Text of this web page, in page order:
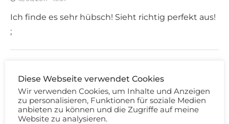
Ich finde es sehr hübsch! Sieht richtig perfekt aus!
;
13/06/2011 - 20:17
Das sieht toll aus! Ich will auch bald wieder
stampen!
Diese Webseite verwendet Cookies
Wir verwenden Cookies, um Inhalte und Anzeigen
zu personalisieren, Funktionen für soziale Medien
anbieten zu können und die Zugriffe auf meine
Website zu analysieren.